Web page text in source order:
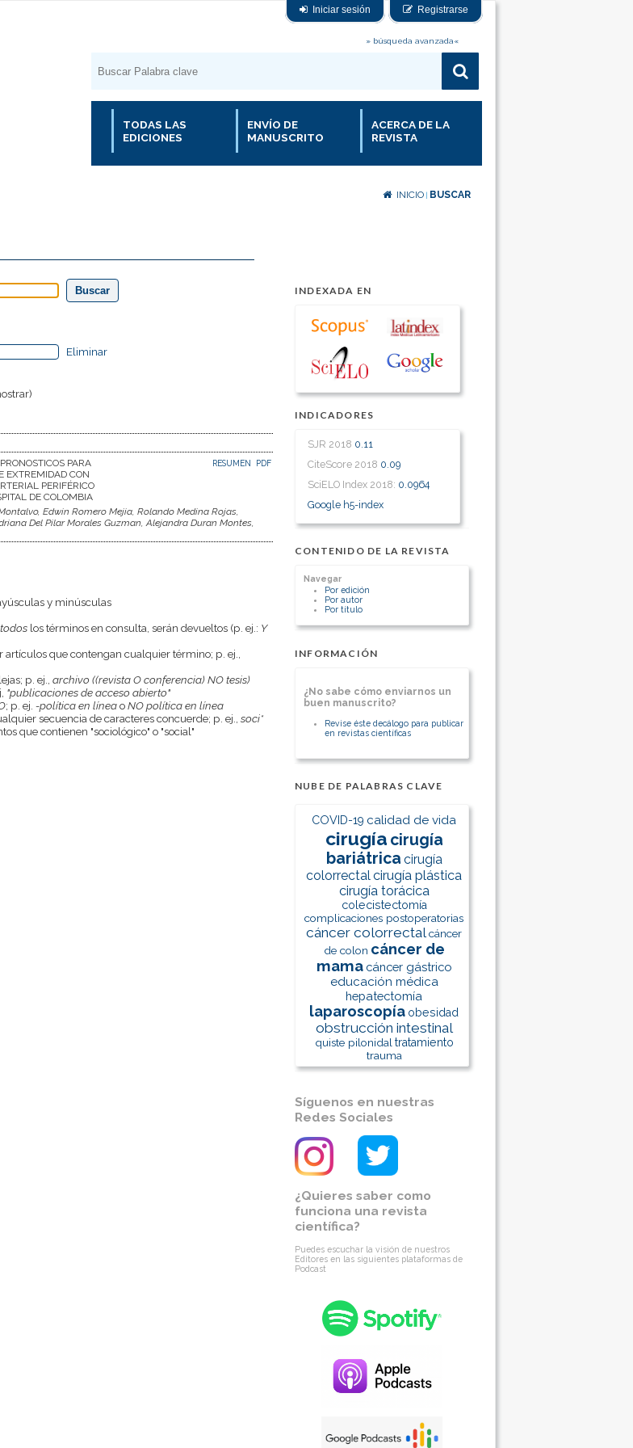
Iniciar sesión Registrarse
» búsqueda avanzada«
TODAS LAS
EDICIONES
ENVÍO DE
MANUSCRITO
ACERCA DE LA
REVISTA
INICIO BUSCAR
INDEXADA EN
INDICADORES
SJR 2018 0.11
CiteScore 2018 0.09
SciELO Index 2018: 0.0964
Google h5-index
CONTENIDO DE LA REVISTA
Navegar
Por edición
Por autor
Por título
INFORMACIÓN
¿No sabe cómo enviarnos un
buen manuscrito?
Revise éste decálogo para publicar
en revistas científicas
NUBE DE PALABRAS CLAVE
COVID-19 calidad de vida
cirugía cirugía
bariátrica cirugía
colorrectalcirugía plástica
cirugía torácica
colecistectomía
complicaciones postoperatorias
cáncer colorrectalcáncer
de colon cáncer de
mama cáncer gástrico
educación médica
hepatectomía
laparoscopía obesidad
obstrucción intestinal
quiste pilonidal tratamiento
trauma
Síguenos en nuestras
Redes Sociales
¿Quieres saber como
funciona una revista
científica?
Puedes escuchar la visión de nuestros
Editores en las siguientes plataformas de
Podcast
Eliminar
PARA
EXTREMIDAD CON
PERIFÉRICO
DE COLOMBIA
RESUMEN PDF
Edwin Romero Mejia, Rolando Medina Rojas,
Del Pilar Morales Guzman, Alejandra Duran Montes,
y minúsculas
todoslos términos en consulta, serán devueltos (p. ej.: Y
que contengan cualquier término; p. ej.,
p. ej., archivo ((revista O conferencia) NO tesis)
"publicaciones de acceso abierto"
; p. ej. -política en líneaoNO política en línea
secuencia de caracteres concuerde; p. ej., soci*
que contienen "sociológico" o "social"